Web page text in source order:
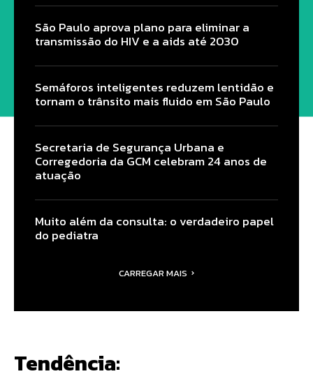
São Paulo aprova plano para eliminar a
transmissão do HIV e a aids até 2030
Semáforos inteligentes reduzem lentidão e
tornam o trânsito mais fluido em São Paulo
Secretaria de Segurança Urbana e
Corregedoria da GCM celebram 24 anos de
atuação
Muito além da consulta: o verdadeiro papel
do pediatra
CARREGAR MAIS
Tendência: